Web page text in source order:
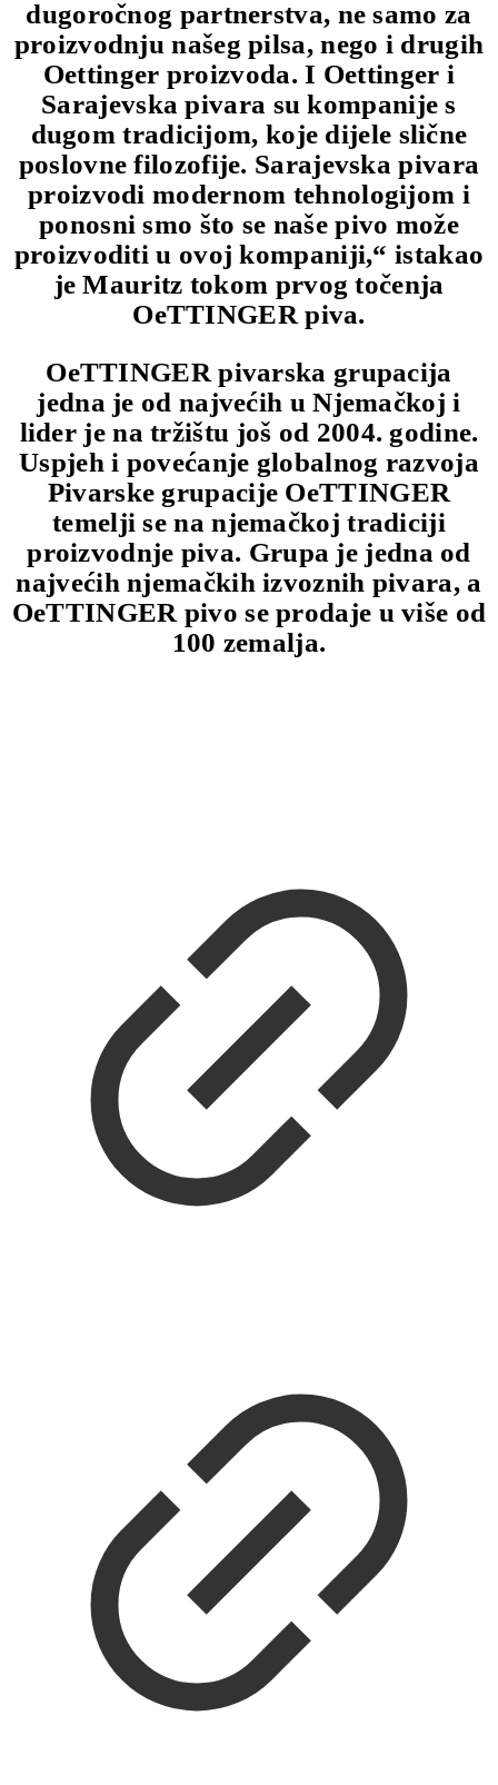
dugoročnog partnerstva, ne samo za
proizvodnju našeg pilsa, nego i drugih
Oettinger proizvoda. I Oettinger i
Sarajevska pivara su kompanije s
dugom tradicijom, koje dijele slične
poslovne filozofije. Sarajevska pivara
proizvodi modernom tehnologijom i
ponosni smo što se naše pivo može
proizvoditi u ovoj kompaniji,“ istakao
je Mauritz tokom prvog točenja
OeTTINGER piva.
OeTTINGER pivarska grupacija
jedna je od najvećih u Njemačkoj i
lider je na tržištu još od 2004. godine.
Uspjeh i povećanje globalnog razvoja
Pivarske grupacije OeTTINGER
temelji se na njemačkoj tradiciji
proizvodnje piva. Grupa je jedna od
najvećih njemačkih izvoznih pivara, a
OeTTINGER pivo se prodaje u više od
100 zemalja.